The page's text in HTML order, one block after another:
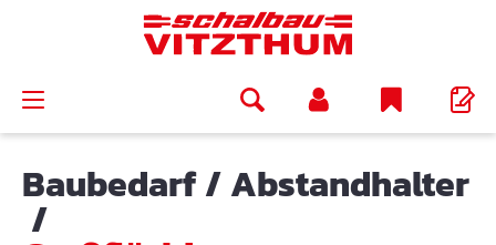
Baubedarf/Abstandhalter
/